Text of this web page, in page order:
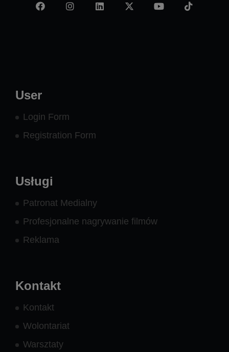
FacebookInstagramLinkedIn YouTubeTikTok
User
Login Form
Registration Form
Usługi
Patronat Medialny
Profesjonalne nagrywanie filmów
Reklama
Kontakt
Kontakt
Wolontariat
Warsztaty